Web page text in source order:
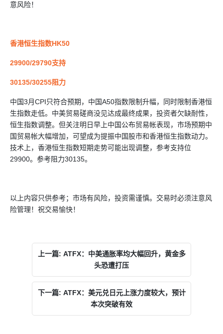
意风险！
香港恒生指数HK50
29900/29790支持
30135/30255阻力
中国3月CPI只符合预期，中国A50指数限制升幅，同时限制香港恒
生指数走低。中美贸易磋商没见达成最终成果，投资者欠缺耐性，
恒生指数调整。但关注明日早上中国公布贸易帐表现，市场预期中
国贸易帐大幅增加，可望成为提振中国股市和香港恒生指数动力。
技术上，香港恒生指数短期走势可能出现调整，参考支持位
29900。参考阻力30135。
以上内容只供参考；市场有风险，投资需谨慎。交易时必须注意风
险管理！祝交易愉快！
上一篇: ATFX：中美通胀率均大幅回升，黄金多
头恐遭打压
下一篇: ATFX：美元兑日元上涨力度较大，预计
本次突破有效